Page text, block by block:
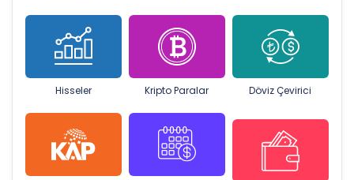
Hisseler Kripto Paralar Döviz Çevirici